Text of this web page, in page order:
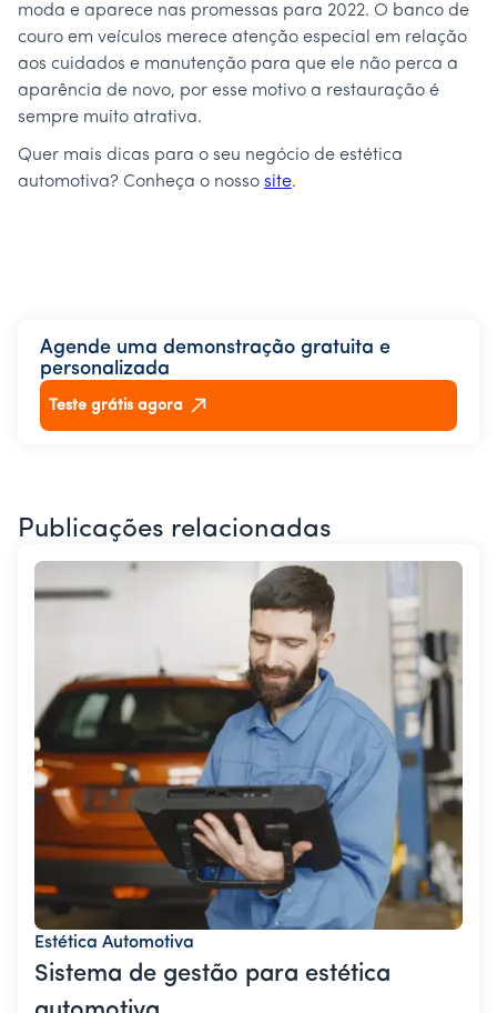
moda e aparece nas promessas para 2022. O banco de
couro em veículos merece atenção especial em relação
aos cuidados e manutenção para que ele não perca a
aparência de novo, por esse motivo a restauração é
sempre muito atrativa.
Quer mais dicas para o seu negócio de estética
automotiva? Conheça o nosso site.
Agende uma demonstração gratuita e
personalizada
Teste grátis agora
Publicações relacionadas
Estética Automotiva
Sistema de gestão para estética